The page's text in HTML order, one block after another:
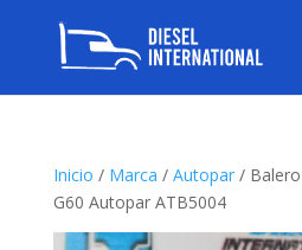
Inicio / Marca / Autopar/ Balero
G60 Autopar ATB5004